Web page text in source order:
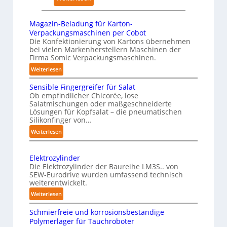
s
c
a
l
A
e
h
a
u
s
r
k
u
n
g
n
v
o
n
y
c
A
I
K
n
s
t
l
c
h
e
I
l
i
n
z
Magazin-Beladung für Karton-
Verpackungsmaschinen per Cobot
Die Konfektionierung von Kartons übernehmen
bei vielen Markenherstellern Maschinen der
Firma Somic Verpackungsmaschinen.
Weiterlesen:
M
a
g
a
z
i
n
B
e
l
a
d
u
n
g
Sensible Fingergreifer für Salat
Ob empfindlicher Chicorée, lose
Salatmischungen oder maßgeschneiderte
Lösungen für Kopfsalat – die pneumatischen
Silikonfinger von…
Weiterlesen:
S
n
s
i
b
l
Elektrozylinder
Die Elektrozylinder der Baureihe LM3S.. von
SEW-Eurodrive wurden umfassend technisch
weiterentwickelt.
Weiterlesen:
E
l
e
Schmierfreie und korrosionsbeständige
Polymerlager für Tauchroboter